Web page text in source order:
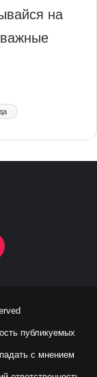
на
TikTok
публикуемых
с мнением